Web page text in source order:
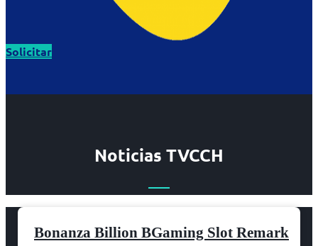
Solicitar
Noticias TVCCH
Bonanza Billion BGaming Slot Remark